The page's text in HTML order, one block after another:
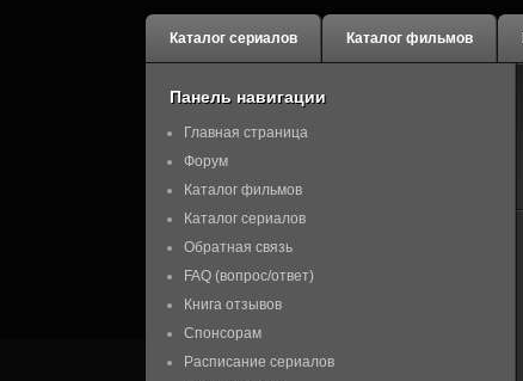
Каталог сериалов Каталог фильмов
Панель навигации
Главная страница
Форум
Каталог фильмов
Каталог сериалов
Обратная связь
FAQ (вопрос/ответ)
Книга отзывов
Спонсорам
Расписание сериалов